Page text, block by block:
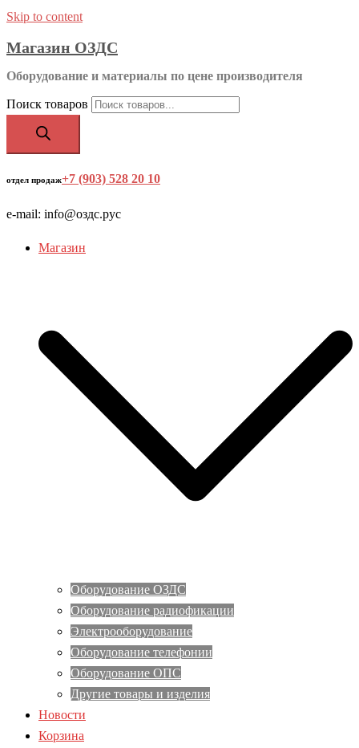
Skip to content
Магазин ОЗДС
Оборудование и материалы по цене производителя
Поиск товаров
отдел продаж+7 (903) 528 20 10
e-mail: info@оздс.рус
Магазин
Оборудование ОЗДС
Оборудование радиофикации
Электрооборудование
Оборудование телефонии
Оборудование ОПС
Другие товары и изделия
Новости
Корзина